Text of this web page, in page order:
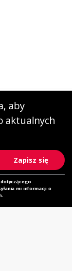
aby
aktualnych
Zapisz się
dotyczącego
mi informacji o